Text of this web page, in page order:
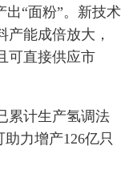
出“面粉”。新技术
能成倍放大，
可直接供应市
累计生产氢调法
力增产126亿只